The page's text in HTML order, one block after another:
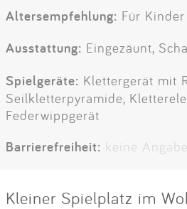
Altersempfehlung: Für
Ausstattung: Eingezäunt,
Spielgeräte: Klettergerät mit
Seilkletterpyramide,
Federwippgerät
Barrierefreiheit: keine
Kleiner Spielplatz im